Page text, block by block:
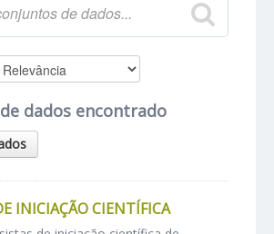
dados encontrado
INICIAÇÃO CIENTÍFICA